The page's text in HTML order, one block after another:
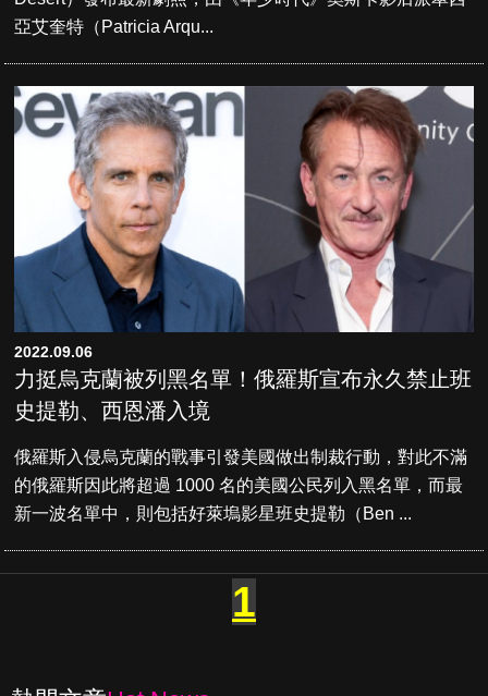
亞艾奎特（Patricia Arqu...
2022.09.06
力挺烏克蘭被列黑名單！俄羅斯宣布永久禁止班
史提勒、西恩潘入境
俄羅斯入侵烏克蘭的戰事引發美國做出制裁行動，對此不滿
的俄羅斯因此將超過 1000 名的美國公民列入黑名單，而最
新一波名單中，則包括好萊塢影星班史提勒（Ben ...
1